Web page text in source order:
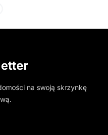
na swoją skrzynkę